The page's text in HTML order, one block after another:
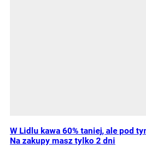
W Lidlu kawa 60% taniej, ale pod
Na zakupy masz tylko 2 dni